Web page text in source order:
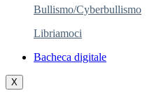
Bullismo/Cyberbullismo
Libriamoci
Bacheca digitale
X